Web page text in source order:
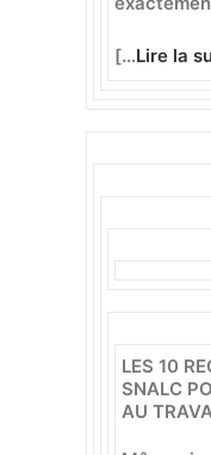
[…Lire la
LES 10
SNALC
AU